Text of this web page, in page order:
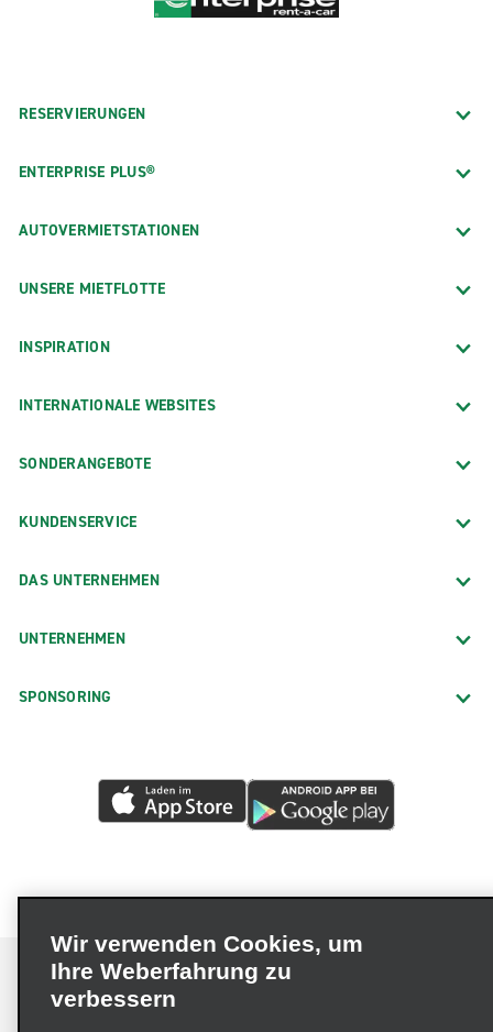
RESERVIERUNGEN
ENTERPRISE PLUS®
AUTOVERMIETSTATIONEN
UNSERE MIETFLOTTE
INSPIRATION
INTERNATIONALE WEBSITES
SONDERANGEBOTE
KUNDENSERVICE
DAS UNTERNEHMEN
UNTERNEHMEN
SPONSORING
Wir verwenden Cookies, um
Ihre Weberfahrung zu
verbessern